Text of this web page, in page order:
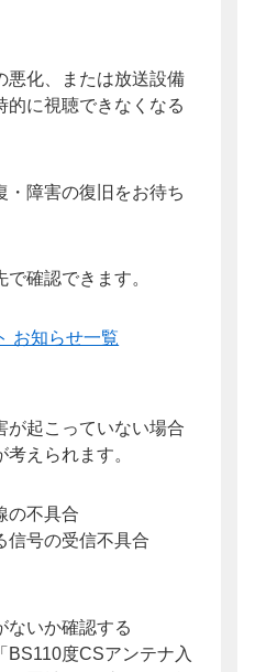
悪化、または放送設備
的に視聴できなくなる
・障害の復旧をお待ち
確認できます。
お知らせ一覧
が起こっていない場合
えられます。
の不具合
信号の受信不具合
ないか確認する
BS110度CSアンテナ入